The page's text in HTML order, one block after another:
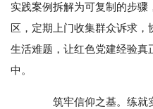
实践案例拆解为可复制的步
区，定期上门收集群众诉求
生活难题，让红色党建经验
中。
筑牢信仰之基。练就